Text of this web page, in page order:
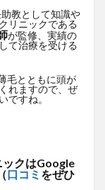
教として知識や
リニックである
が監修、実績の
て治療を受ける
毛とともに頭が
れますので、ぜ
ですね。
ックはGoogle
口コミ をぜひ